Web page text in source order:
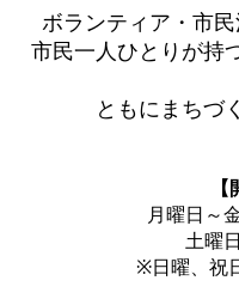
ボランティア・市
市民一人ひとりが持
ともにまちづ
月曜日～
土曜
※日曜、祝